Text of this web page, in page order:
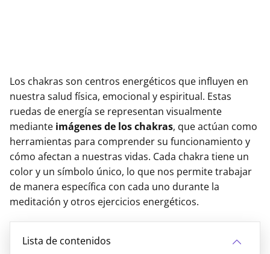
Los chakras son centros energéticos que influyen en
nuestra salud física, emocional y espiritual. Estas
ruedas de energía se representan visualmente
mediante imágenes de los chakras, que actúan como
herramientas para comprender su funcionamiento y
cómo afectan a nuestras vidas. Cada chakra tiene un
color y un símbolo único, lo que nos permite trabajar
de manera específica con cada uno durante la
meditación y otros ejercicios energéticos.
Lista de contenidos